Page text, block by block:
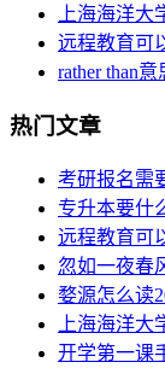
上海海洋大
远程教育可
rather than意
热门文章
考研报名需
专升本要什
远程教育可
忽如一夜春
婺源怎么读
上海海洋大
开学第一课